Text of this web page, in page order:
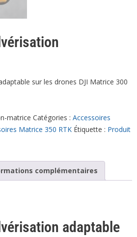
sur les drones DJI Matrice 300
matrice Catégories : Accessoires
Matrice 350 RTK Étiquette : Produit
complémentaires
adaptable